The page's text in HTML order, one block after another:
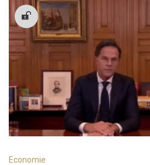
Economie